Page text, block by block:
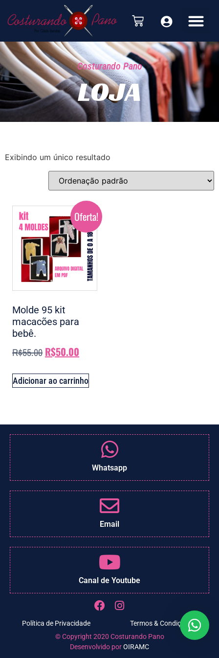
Costurando Pano
LOJA
Exibindo um único resultado
Oferta!
Molde 95 kit
macacões para
bebê.
R$55.00 R$50.00
Adicionar ao carrinho
Whatsapp
Email
Canal de Youtube
Política de Privacidade
Termos & Condições
© Copyright 2020 Costurando Pano
Desenvolvido porOIRAMC